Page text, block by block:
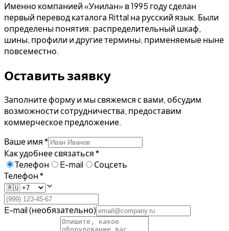
Именно компанией «Унилан» в 1995 году сделан
первый перевод каталога Rittal на русский язык. Были
определены понятия: распределительный шкаф,
шины, профили и другие термины, применяемые ныне
повсеместно.
Оставить заявку
Заполните форму и мы свяжемся с вами, обсудим
возможности сотрудничества, предоставим
коммерческое предложение.
Ваше имя *
Как удобнее связаться *
Телефон
E-mail
Соцсеть
Телефон *
E-mail (необязательно)